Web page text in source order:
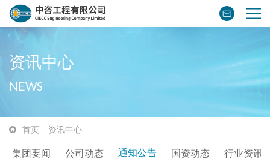
资讯中心
NEWS
首页 资讯中心
集团要闻 公司动态 通知公告 国资动态 行业资讯